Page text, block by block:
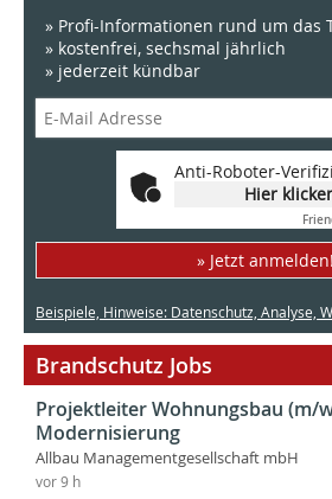
» Profi-Informationen rund um das
» kostenfrei, sechsmal jährlich
» jederzeit kündbar
Anti-Roboter-
Hier
» Jetzt anmelden!
Beispiele, Hinweise: Datenschutz, Analyse,
Brandschutz Jobs
Projektleiter Wohnungsbau (m/
Modernisierung
Allbau Managementgesellschaft mbH
vor 9 h